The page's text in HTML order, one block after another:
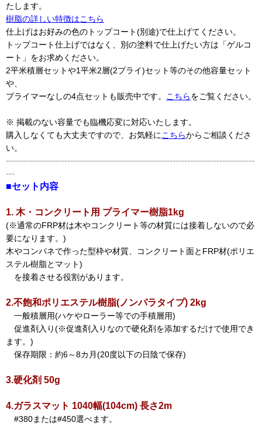
たします。
樹脂の詳しい特徴はこちら
仕上げはお好みの色のトップコート(別途)で仕上げてください。
トップコート仕上げではなく、別の塗料で仕上げたい方は「ゲルコ
ート」をお求めください。
2平米積層セットや1平米2層(2プライ)セット等のその他容量セット
や、
プライマーなしの4点セットも販売中です。
こちらをご覧ください。
※ 掲載のない容量でも臨機応変に対応いたします。
購入しなくても大丈夫ですので、お気軽に こちらからご相談くださ
い。
-------------------------------------------------------------------------------------
---
■セット内容
1. 木・コンクリート用 プライマー樹脂1kg
(※通常のFRP材は木やコンクリート等の材質には接着しないので必
要になります。)
木やコンパネで作った型枠や材質、コンクリート面とFRP材(ポリエ
ステル樹脂とマット)
を接着させる役割があります。
2.不飽和ポリエステル樹脂(ノンパラタイプ) 2kg
一般積層用(ハケやローラー等での手積層用)
促進剤入り(※促進剤入りなので硬化剤を添加するだけで使用でき
ます。)
保存期限：約6～8カ月(20度以下の日陰で保存)
3.硬化剤 50g
4.ガラスマット 1040幅(104cm) 長さ2m
#380または#450選べます。